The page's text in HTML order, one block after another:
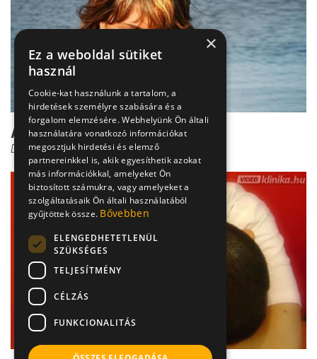
A gyomorrák diagnózisa
Dr. Bene László
×
Ez a weboldal sütiket
használ
Cookie-kat használunk a tartalom, a
hirdetések személyre szabására és a
forgalom elemzésére. Webhelyünk Ön általi
használatára vonatkozó információkat
megosztjuk hirdetési és elemző
partnereinkkel is, akik egyesíthetik azokat
más információkkal, amelyeket Ön
biztosított számukra, vagy amelyeket a
szolgáltatásaik Ön általi használatából
gyűjtöttek össze. Bővebben
ELENGEDHETETLENÜL
SZÜKSÉGES
TELJESÍTMÉNY
CÉLZÁS
FUNKCIONALITÁS